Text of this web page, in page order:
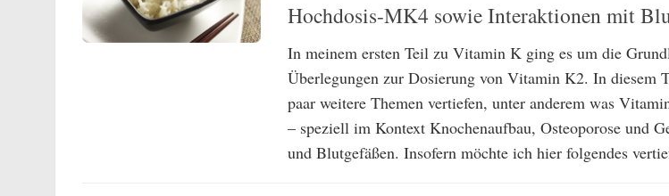
Hochdosis-MK4 sowie Interaktionen mit
In meinem ersten Teil zu Vitamin K ging es um die
Überlegungen zur Dosierung von Vitamin K2. In diesem
paar weitere Themen vertiefen, unter anderem was
– speziell im Kontext Knochenaufbau, Osteoporose und
und Blutgefäßen. Insofern möchte ich hier folgendes